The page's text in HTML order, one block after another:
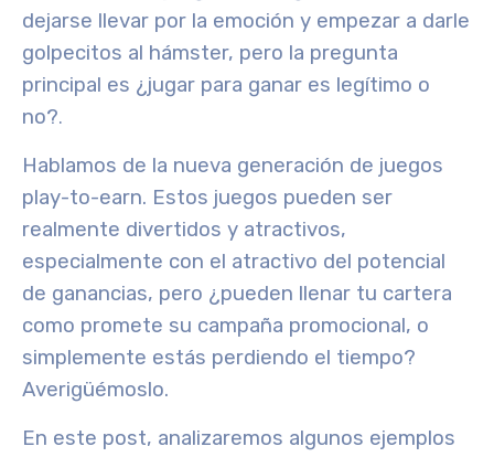
dejarse llevar por la emoción y empezar a darle
golpecitos al hámster, pero la pregunta
principal es ¿jugar para ganar es legítimo o
no?.
Hablamos de la nueva generación de juegos
play-to-earn. Estos juegos pueden ser
realmente divertidos y atractivos,
especialmente con el atractivo del potencial
de ganancias, pero ¿pueden llenar tu cartera
como promete su campaña promocional, o
simplemente estás perdiendo el tiempo?
Averigüémoslo.
En este post, analizaremos algunos ejemplos